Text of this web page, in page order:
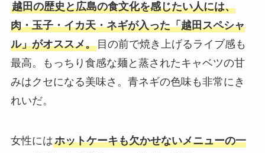
越田の歴史と広島の食文化を感じたい人には、
肉・玉子・イカ天・ネギが入った「越田スペシャ
ル」がオススメ。目の前で焼き上げるライブ感も
最高。もっちり食感な麺と蒸されたキャベツの甘
みはクセになる美味さ。青ネギの色味も非常にき
れいだ。
女性にはホットケーキも欠かせないメニューの一